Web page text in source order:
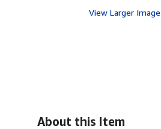
View Larger Image
About this Item